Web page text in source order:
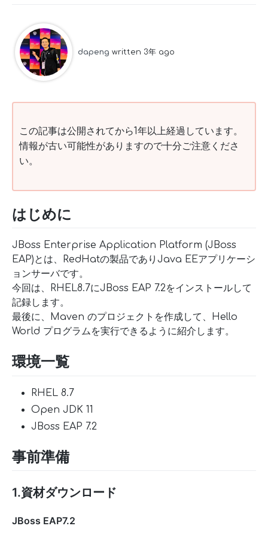
dapeng written 3年 ago
この記事は公開されてから1年以上経過しています。
情報が古い可能性がありますので十分ご注意くださ
い。
はじめに
JBoss Enterprise Application Platform (JBoss
EAP)とは、RedHatの製品でありJava EEアプリケーシ
ョンサーバです。
今回は、RHEL8.7にJBoss EAP 7.2をインストールして
記録します。
最後に、Maven のプロジェクトを作成して、Hello
World プログラムを実行できるように紹介します。
環境一覧
RHEL 8.7
Open JDK 11
JBoss EAP 7.2
事前準備
1.資材ダウンロード
JBoss EAP7.2